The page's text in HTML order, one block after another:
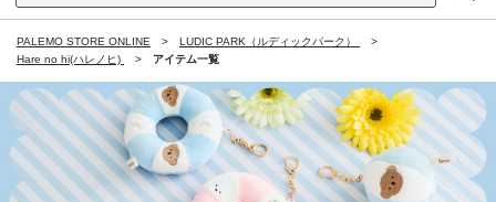
PALEMO STORE ONLINE
LUDIC PARK（ルディックパーク）
Hare no hi(ハレノヒ)
アイテム一覧